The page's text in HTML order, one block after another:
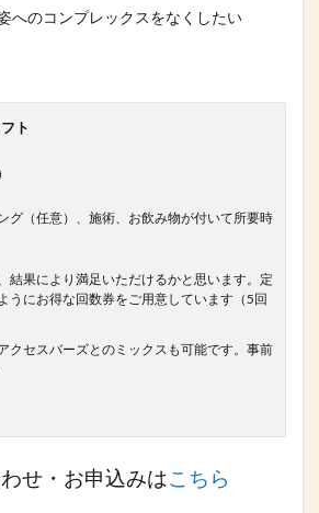
へのコンプレックスをなくしたい
ト
グ（任意）、施術、 お飲み物が付いて所要時
結果により満足いただけるかと思います。定
うにお得な回数券をご用意しています（5回
クセスバーズとのミックスも可能です。事前
せ・お申込みはこちら